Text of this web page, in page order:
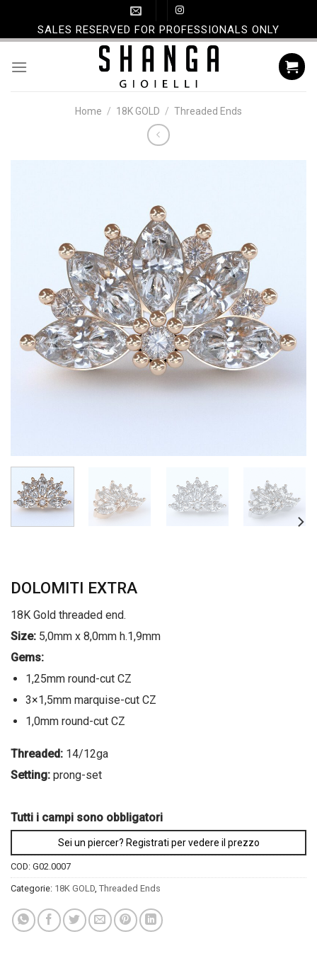
content
SALES RESERVED FOR PROFESSIONALS ONLY
Home / 18K GOLD / Threaded Ends
DOLOMITI EXTRA
18K Gold threaded end.
Size: 5,0mm x 8,0mm h.1,9mm
Gems:
1,25mm round-cut CZ
3×1,5mm marquise-cut CZ
1,0mm round-cut CZ
Threaded: 14/12ga
Setting: prong-set
Tutti i campi sono obbligatori
Sei un piercer? Registrati per vedere il prezzo
COD: G02.0007
Categorie: 18K GOLD, Threaded Ends